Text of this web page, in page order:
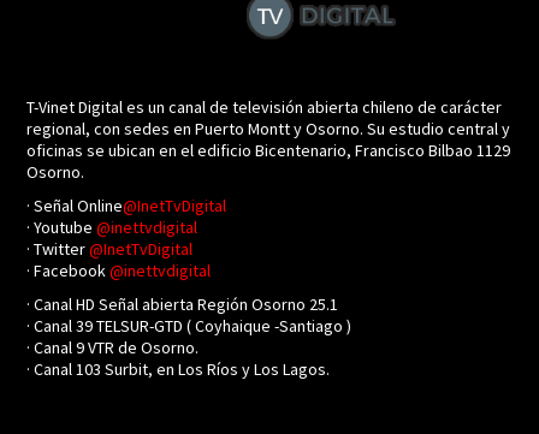
T-Vinet Digital es un canal de televisión abierta chileno de carácter
regional, con sedes en Puerto Montt y Osorno. Su estudio central y
oficinas se ubican en el edificio Bicentenario, Francisco Bilbao 1129
Osorno.
· Señal Online@InetTvDigital
· Youtube@inettvdigital
· Twitter@InetTvDigital
· Facebook@inettvdigital
· Canal HD Señal abierta Región Osorno 25.1
· Canal 39 TELSUR-GTD ( Coyhaique -Santiago )
· Canal 9 VTR de Osorno.
· Canal 103 Surbit, en Los Ríos y Los Lagos.